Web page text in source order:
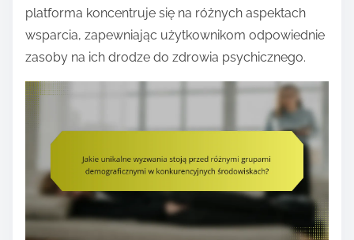
platforma koncentruje się na różnych aspektach
wsparcia, zapewniając użytkownikom odpowiednie
zasoby na ich drodze do zdrowia psychicznego.